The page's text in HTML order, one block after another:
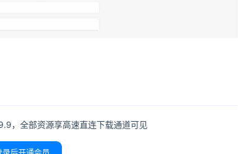
，全部资源享高速直连下载通道可见
录后开通会员